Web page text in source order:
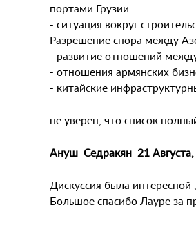
портами Грузии
- ситуация вокруг
Разрешение спора между
- развитие отношений
- отношения армянских
- китайские
не уверен, что список
Ануш Седракян 21
Дискуссия была
Большое спасибо Лауре за